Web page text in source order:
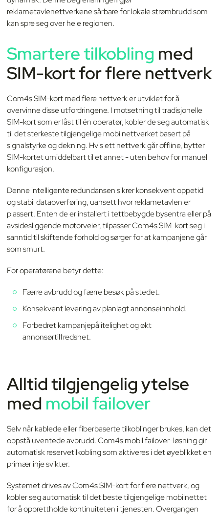
reklametavlenettverkene sårbare for lokale strømbrudd som
kan spre seg over hele regionen.
Smartere tilkobling med
SIM-kort for flere nettverk
Com4s SIM-kort med flere nettverk er utviklet for å
overvinne disse utfordringene. I motsetning til tradisjonelle
SIM-kort som er låst til én operatør, kobler de seg automatisk
til det sterkeste tilgjengelige mobilnettverket basert på
signalstyrke og dekning. Hvis ett nettverk går offline, bytter
SIM-kortet umiddelbart til et annet - uten behov for manuell
konfigurasjon.
Denne intelligente redundansen sikrer konsekvent oppetid
og stabil dataoverføring, uansett hvor reklametavlen er
plassert. Enten de er installert i tettbebygde bysentra eller på
avsidesliggende motorveier, tilpasser Com4s SIM-kort seg i
sanntid til skiftende forhold og sørger for at kampanjene går
som smurt.
For operatørene betyr dette:
Færre avbrudd og færre besøk på stedet.
Konsekvent levering av planlagt annonseinnhold.
Forbedret kampanjepålitelighet og økt
annonsørtilfredshet.
Alltid tilgjengelig ytelse
med mobil failover
Selv når kablede eller fiberbaserte tilkoblinger brukes, kan det
oppstå uventede avbrudd. Com4s mobil failover-løsning gir
automatisk reservetilkobling som aktiveres i det øyeblikket en
primærlinje svikter.
Systemet drives av Com4s SIM-kort for flere nettverk, og
kobler seg automatisk til det beste tilgjengelige mobilnettet
for å opprettholde kontinuiteten i tjenesten. Overgangen